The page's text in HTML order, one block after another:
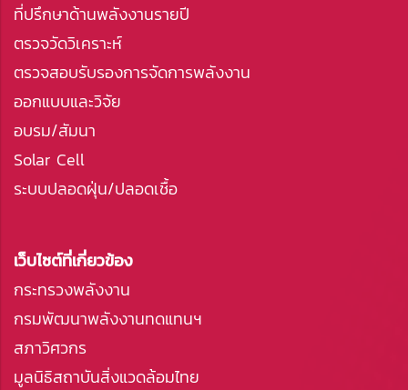
ที่ปรึกษาด้านพลังงานรายปี
ตรวจวัดวิเคราะห์
ตรวจสอบรับรองการจัดการพลังงาน
ออกแบบและวิจัย
อบรม/สัมนา
Solar Cell
ระบบปลอดฝุ่น/ปลอดเชื้อ
เว็บไซต์ที่เกี่ยวข้อง
กระทรวงพลังงาน
กรมพัฒนาพลังงานทดแทนฯ
สภาวิศวกร
มูลนิธิสถาบันสิ่งแวดล้อมไทย